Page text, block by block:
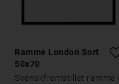
Ramme London Sort
50x70
Svenskfremstillet ramme i